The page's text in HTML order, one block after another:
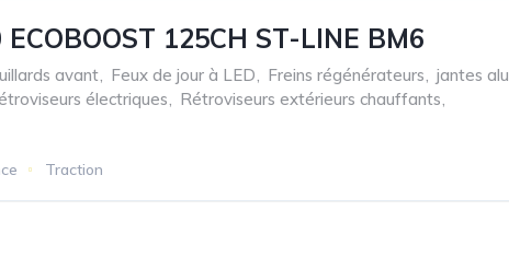
ECOBOOST 125CH ST-LINE BM6
avant Feux de jour à LED Freins régénérateurs
jantes alu
électriques Rétroviseurs extérieurs chauffants
Traction